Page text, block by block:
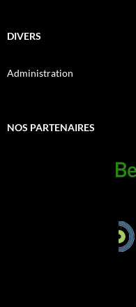
DIVERS
Administration
NOS PARTENAIRES